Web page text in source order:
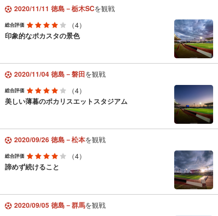
2020/11/11 徳島－栃木SCを観戦
総合評価
（4）
印象的なポカスタの景色
2020/11/04 徳島－磐田を観戦
総合評価
（4）
美しい薄暮のポカリスエットスタジアム
2020/09/26 徳島－松本を観戦
総合評価
（4）
諦めず続けること
2020/09/05 徳島－群馬を観戦